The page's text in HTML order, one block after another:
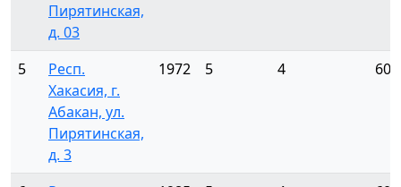
Пирятинская,
д. 03
5
Респ.
Хакасия, г.
Абакан, ул.
Пирятинская,
д. 3
1972 5 4 60